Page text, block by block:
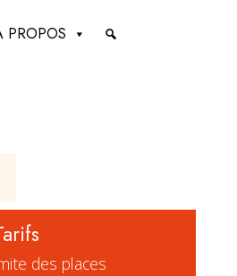
PROPOS
des places